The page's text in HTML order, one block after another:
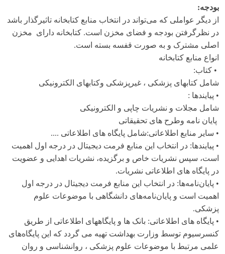
بودجه:
از دیگر عواملی که می‌تواند در انتخاب منابع کتابخانه تاثیرگذار باشد
در نظرگرفتن بودجه و فضای مخزن است. کتابخانه دارای مخزن
اصلی مشترک و به صورت قفسه بسته است.
انواع منابع کتابخانه
• کتاب:
شامل کتابهای پزشکی ، غیرپزشکی وکتابهای الکترونیکی
• پیایندها :
شامل مجلات و نشریات چاپی و الکترونیکی
پایان نامه وطرح های تحقیقاتی
• سایر منابع اطلاعاتی:شامل پایگاه های اطلاعاتی ....
• پیایندها: در انتخاب این منابع فرمت دیجیتال در درجه اول اهمیت
است، سپس نشریات خاص و برگزیده، نشریات اهدایی و عضویت
در پایگاه های اطلاعاتی نشریات.
• پایان‌نامه‌ها: در انتخاب این منابع فرمت دیجیتال در درجه اول
اهمیت است و پایان‌نامه‌های دانشگاهی با موضوعات علوم
پزشکی.
• پایگاه های اطلاعاتی: بانک ها و پایگاههای اطلاعاتی از طریق
کنسرسیوم توسط وزارت بهداشت تهیه می گردد که این پایگاه‌های
علمی مرتبط با موضوعات علوم پزشکی ، روانشناسی و روان